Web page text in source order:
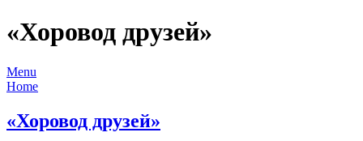
«Хоровод друзей»
Menu
Home
«Хоровод друзей»